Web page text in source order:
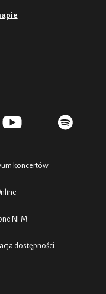
koncertów
NFM
dostępności